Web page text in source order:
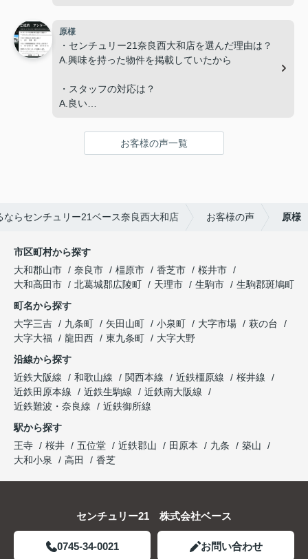
A.わかりやすかった
・担当スタッフにメッセージをお願いします。
やりとりもスムーズに進められました。ありがとう
ございます。
原様
・センチュリー21奈良西大和店を選んだ理由は？
A.興味を持った物件を掲載していたから
・スタッフの対応は？
A.良い
・スタッフの説明はわかりやすかったですか？
A.わかりやすかった
最後まで対応していただきありがとうございまし
た
お客様の声一覧
らセンチュリー21ベース奈良西大和店 お客様の声 原様
市区町村から探す
大和郡山市
奈良市 橿原市 香芝市
桜井市
大和高田市
北葛城郡広陵町 天理市 生駒市
生駒郡斑鳩町
町名から探す
大字三吉
九条町 矢田山町 小泉町 大字市場
萩の台
大字大福
龍田西 東九条町
大字大野
沿線から探す
近鉄大阪線
和歌山線 関西本線 近鉄橿原線
桜井線
近鉄田原本線
近鉄生駒線
近鉄南大阪線
近鉄難波・奈良線
近鉄御所線
駅から探す
王寺
桜井 五位堂 近鉄郡山 田原本 九条
築山
大和小泉
高田 香芝
センチュリー21 株式会社ベース
0745-34-0021 お問い合わせ